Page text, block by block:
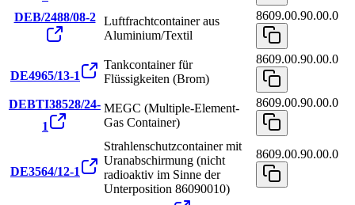
DEB/2488/08-2
Luftfrachtcontainer aus
Aluminium/Textil
8609.00.90.00.0
DE4965/13-1
Tankcontainer für
Flüssigkeiten (Brom)
8609.00.90.00.0
DEBTI38528/24-
1
MEGC (Multiple-Element-
Gas Container)
8609.00.90.00.0
DE3564/12-1
Strahlenschutzcontainer mit
Uranabschirmung (nicht
radioaktiv im Sinne der
Unterposition 86090010)
8609.00.90.00.0